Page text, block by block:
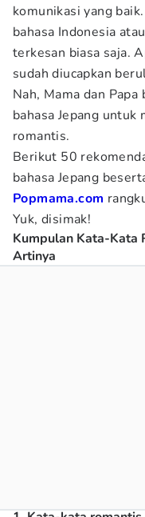
komunikasi yang
bahasa Indonesia
terkesan biasa saja.
sudah diucapkan
Nah, Mama dan
bahasa Jepang
romantis.
Berikut 50
bahasa Jepang
Popmama.com
Yuk, disimak!
Kumpulan Kata-Kata
Artinya